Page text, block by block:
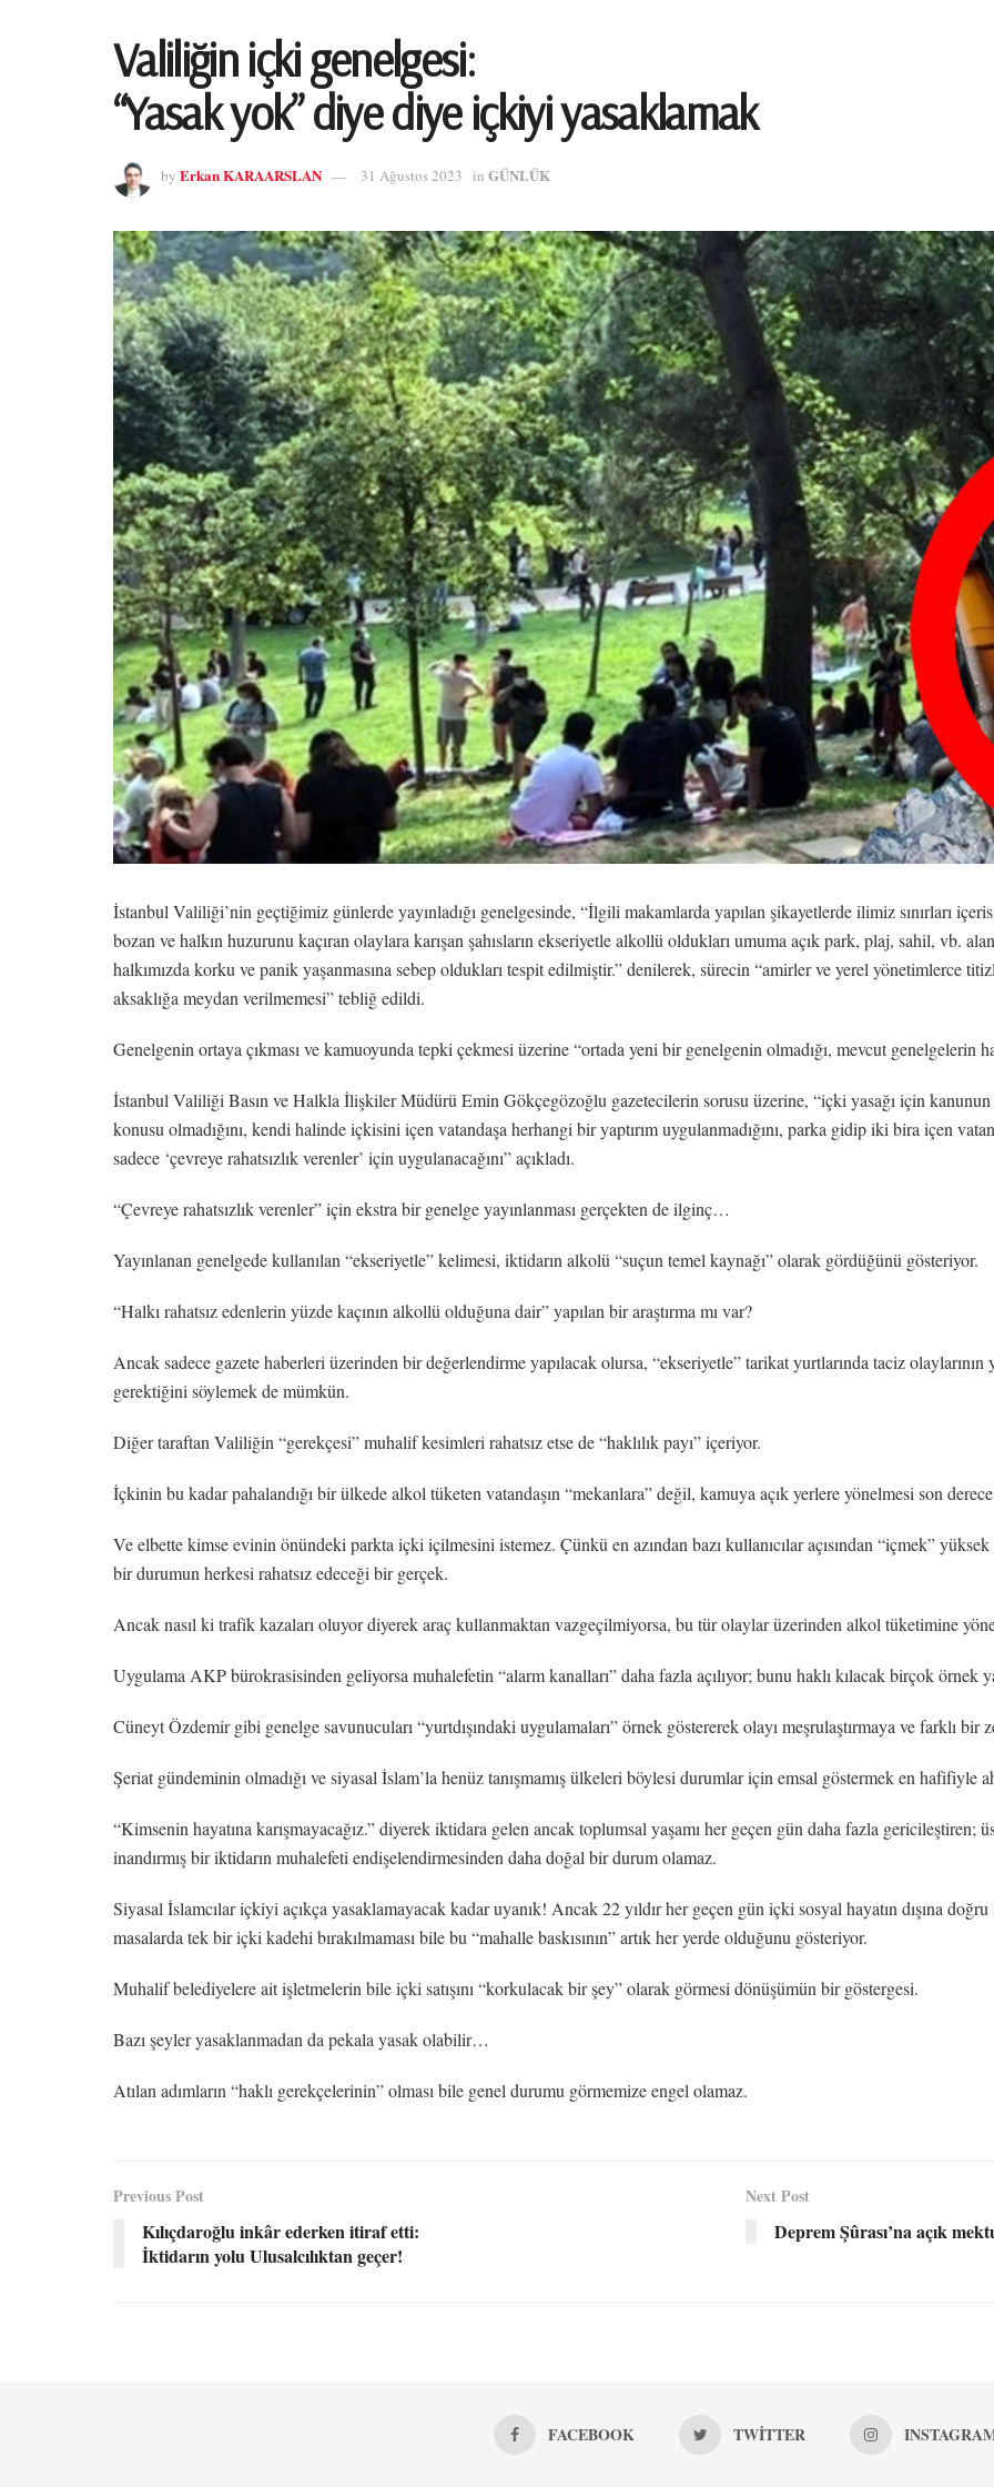
Valiliğin içki genelgesi:
“Yasak yok” diye diye içkiyi yasaklamak
by Erkan KARAARSLAN 31 Ağustos 2023 in GÜNLÜK
İstanbul Valiliği’nin geçtiğimiz günlerde yayınladığı genelgesinde, “İlgili makamlarda yapılan şikayetlerde ilimiz sınırları
bozan ve halkın huzurunu kaçıran olaylara karışan şahısların ekseriyetle alkollü oldukları umuma açık park, plaj, sahil, vb.
halkımızda korku ve panik yaşanmasına sebep oldukları tespit edilmiştir.” denilerek, sürecin “amirler ve yerel yönetimlerce
aksaklığa meydan verilmemesi” tebliğ edildi.
Genelgenin ortaya çıkması ve kamuoyunda tepki çekmesi üzerine “ortada yeni bir genelgenin olmadığı, mevcut genelgelerin
İstanbul Valiliği Basın ve Halkla İlişkiler Müdürü Emin Gökçegözoğlu gazetecilerin sorusu üzerine, “içki yasağı için
konusu olmadığını, kendi halinde içkisini içen vatandaşa herhangi bir yaptırım uygulanmadığını, parka gidip iki bira içen
sadece ‘çevreye rahatsızlık verenler’ için uygulanacağını” açıkladı.
“Çevreye rahatsızlık verenler” için ekstra bir genelge yayınlanması gerçekten de ilginç…
Yayınlanan genelgede kullanılan “ekseriyetle” kelimesi, iktidarın alkolü “suçun temel kaynağı” olarak gördüğünü gösteriyor.
“Halkı rahatsız edenlerin yüzde kaçının alkollü olduğuna dair” yapılan bir araştırma mı var?
Ancak sadece gazete haberleri üzerinden bir değerlendirme yapılacak olursa, “ekseriyetle” tarikat yurtlarında taciz olaylarının
gerektiğini söylemek de mümkün.
Diğer taraftan Valiliğin “gerekçesi” muhalif kesimleri rahatsız etse de “haklılık payı” içeriyor.
İçkinin bu kadar pahalandığı bir ülkede alkol tüketen vatandaşın “mekanlara” değil, kamuya açık yerlere yönelmesi son
Ve elbette kimse evinin önündeki parkta içki içilmesini istemez. Çünkü en azından bazı kullanıcılar açısından “içmek”
bir durumun herkesi rahatsız edeceği bir gerçek.
Ancak nasıl ki trafik kazaları oluyor diyerek araç kullanmaktan vazgeçilmiyorsa, bu tür olaylar üzerinden alkol tüketimine
Uygulama AKP bürokrasisinden geliyorsa muhalefetin “alarm kanalları” daha fazla açılıyor; bunu haklı kılacak birçok örnek
Cüneyt Özdemir gibi genelge savunucuları “yurtdışındaki uygulamaları” örnek göstererek olayı meşrulaştırmaya ve farklı bir
Şeriat gündeminin olmadığı ve siyasal İslam’la henüz tanışmamış ülkeleri böylesi durumlar için emsal göstermek en hafifiyle
“Kimsenin hayatına karışmayacağız.” diyerek iktidara gelen ancak toplumsal yaşamı her geçen gün daha fazla gericileştiren;
inandırmış bir iktidarın muhalefeti endişelendirmesinden daha doğal bir durum olamaz.
Siyasal İslamcılar içkiyi açıkça yasaklamayacak kadar uyanık! Ancak 22 yıldır her geçen gün içki sosyal hayatın dışına
masalarda tek bir içki kadehi bırakılmaması bile bu “mahalle baskısının” artık her yerde olduğunu gösteriyor.
Muhalif belediyelere ait işletmelerin bile içki satışını “korkulacak bir şey” olarak görmesi dönüşümün bir göstergesi.
Bazı şeyler yasaklanmadan da pekala yasak olabilir…
Atılan adımların “haklı gerekçelerinin” olması bile genel durumu görmemize engel olamaz.
Previous Post
Kılıçdaroğlu inkâr ederken itiraf etti:
İktidarın yolu Ulusalcılıktan geçer!
Next Post
Deprem Şûrası’na açık
FACEBOOK TWITTER